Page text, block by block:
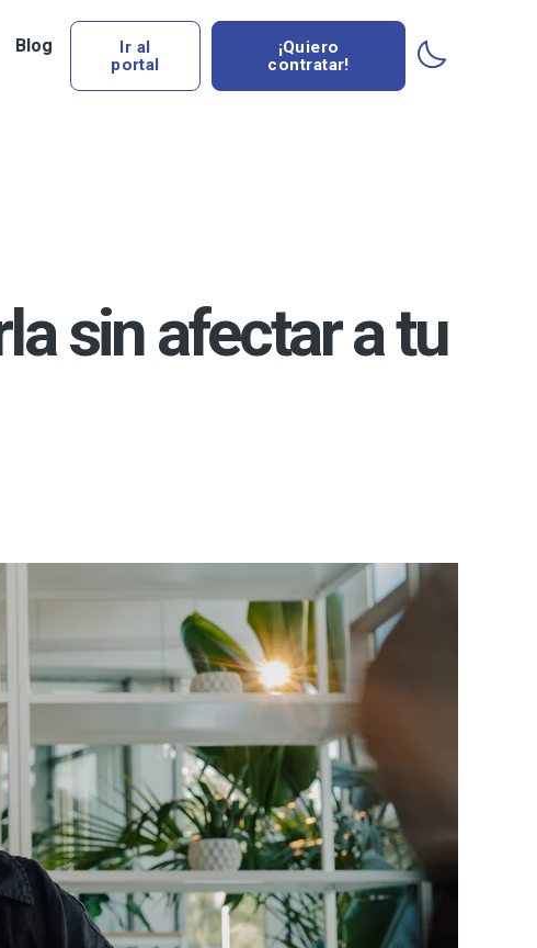
Blog
Ir al
portal
¡Quiero
contratar!
sin afectar a tu